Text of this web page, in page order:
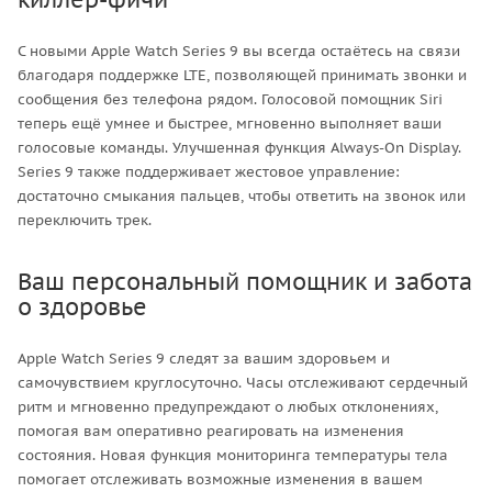
С новыми Apple Watch Series 9 вы всегда остаётесь на связи
благодаря поддержке LTE, позволяющей принимать звонки и
сообщения без телефона рядом. Голосовой помощник Siri
теперь ещё умнее и быстрее, мгновенно выполняет ваши
голосовые команды. Улучшенная функция Always-On Display.
Series 9 также поддерживает жестовое управление:
достаточно смыкания пальцев, чтобы ответить на звонок или
переключить трек.
Ваш персональный помощник и забота
о здоровье
Apple Watch Series 9 следят за вашим здоровьем и
самочувствием круглосуточно. Часы отслеживают сердечный
ритм и мгновенно предупреждают о любых отклонениях,
помогая вам оперативно реагировать на изменения
состояния. Новая функция мониторинга температуры тела
помогает отслеживать возможные изменения в вашем